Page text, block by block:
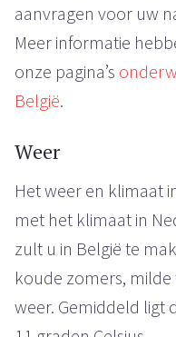
aanvragen voor uw
Meer informatie
onze pagina’s
België.
Weer
Het weer en klimaat
met het klimaat in
zult u in België te
koude zomers,
weer. Gemiddeld ligt